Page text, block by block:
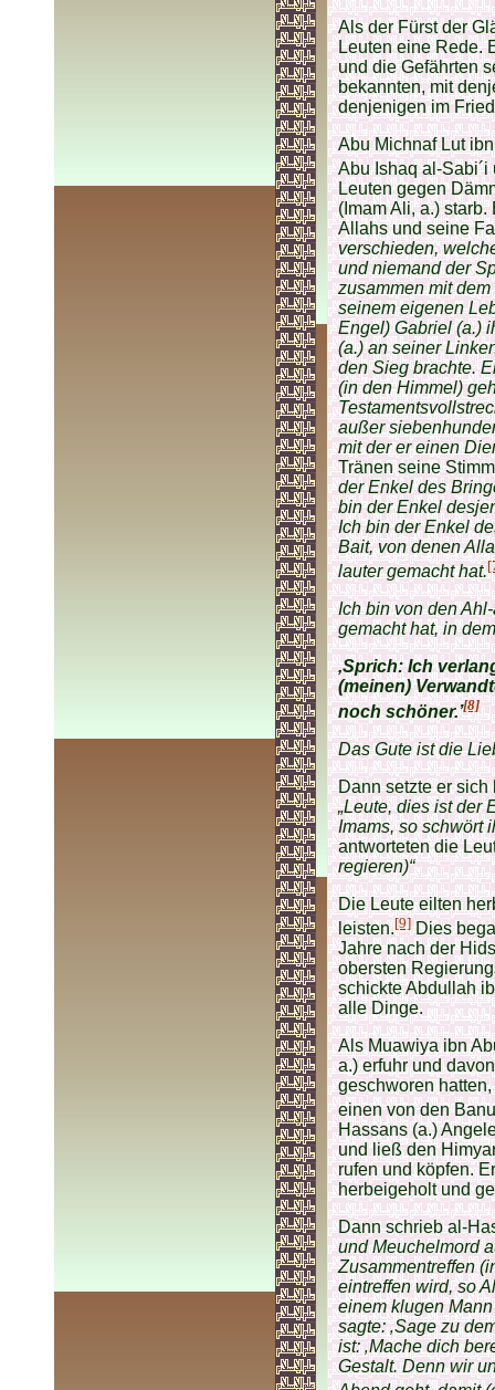
Als der Fürst der
Leuten eine Rede.
und die Gefährten
bekannten, mit
denjenigen im
Abu Michnaf Lut
Abu Ishaq al-
Leuten gegen
(Imam Ali, a.)
Allahs und seine
verschieden,
und niemand der
zusammen mit
seinem eigenen
Engel) Gabriel (a.)
(a.) an seiner
den Sieg brachte.
(in den Himmel)
außer
mit der er einen
Tränen seine
der Enkel des
bin der Enkel
Ich bin der Enkel
Bait, von denen
lauter gemacht hat.
Ich bin von den
gemacht hat, in
‚Sprich: Ich
(meinen)
noch schöner.’[8]
Das Gute ist die
Dann setzte er sich
„Leute, dies ist der
Imams, so schwört
antworteten die
regieren)“
Die Leute eilten
leisten.[9]Dies
Jahre nach der
obersten
schickte Abdullah
alle Dinge.
Als Muawiya ibn
a.) erfuhr und
geschworen
einen von den
Hassans (a.)
und ließ den
rufen und köpfen.
herbeigeholt und
Dann schrieb al-
und Meuchelmord
Zusammentreffen
eintreffen wird, so
einem klugen
sagte: ‚Sage zu
ist: ‚Mache dich
Gestalt. Denn wir